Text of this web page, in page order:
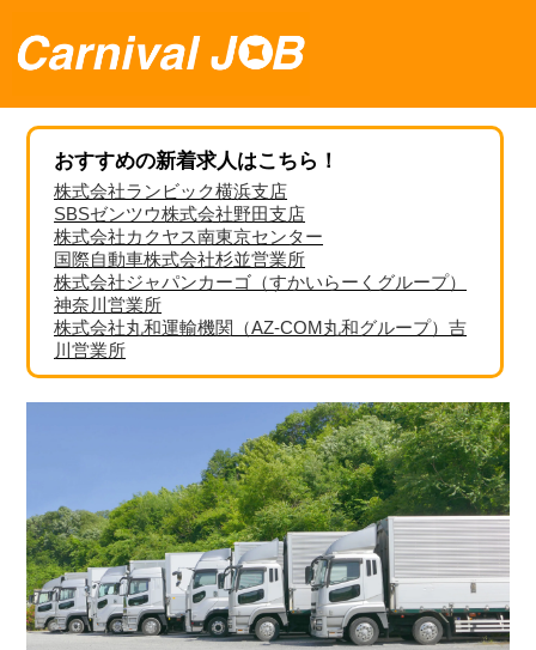
おすすめの新着求人はこちら！
株式会社ランビック横浜支店
SBSゼンツウ株式会社野田支店
株式会社カクヤス南東京センター
国際自動車株式会社杉並営業所
株式会社ジャパンカーゴ（すかいらーくグループ）
神奈川営業所
株式会社丸和運輸機関（AZ-COM丸和グループ）吉
川営業所